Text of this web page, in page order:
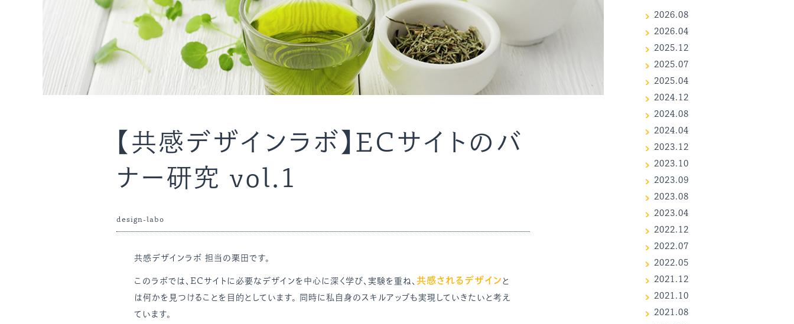
【共感デザインラボ】ECサイトのバ
ナー研究 vol.1
design-labo
共感デザインラボ 担当の栗田です。
このラボでは、ECサイトに必要なデザインを中心に深く学び、実験を重ね、 共感されるデザイン と
は何かを見つけることを目的としています。 同時に私自身のスキルアップも実現していきたいと考え
ています。
2026.08
2026.04
2025.12
2025.07
2025.04
2024.12
2024.08
2024.04
2023.12
2023.10
2023.09
2023.08
2023.04
2022.12
2022.07
2022.05
2021.12
2021.10
2021.08